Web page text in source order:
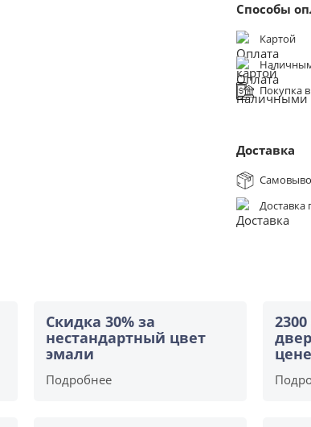
Способы
Картой
Покупка
Доставка
Доставка
Скидка 30% за
нестандартный цвет
эмали
Подробнее
цене